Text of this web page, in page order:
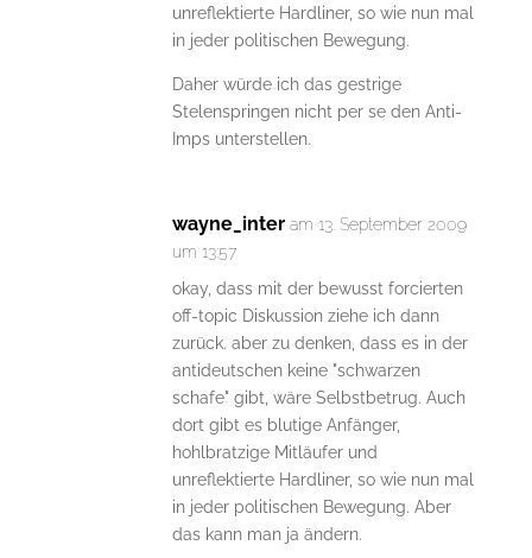
unreflektierte Hardliner, so wie nun mal
in jeder politischen Bewegung.
Daher würde ich das gestrige
Stelenspringen nicht per se den Anti-
Imps unterstellen.
wayne_inter am 13. September 2009
um 13:57
okay, dass mit der bewusst forcierten
off-topic Diskussion ziehe ich dann
zurück. aber zu denken, dass es in der
antideutschen keine "schwarzen
schafe" gibt, wäre Selbstbetrug. Auch
dort gibt es blutige Anfänger,
hohlbratzige Mitläufer und
unreflektierte Hardliner, so wie nun mal
in jeder politischen Bewegung. Aber
das kann man ja ändern.